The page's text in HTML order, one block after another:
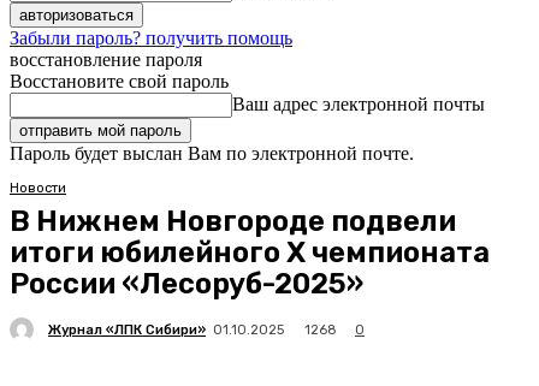
Забыли пароль? получить помощь
восстановление пароля
Восстановите свой пароль
Ваш адрес электронной почты
Пароль будет выслан Вам по электронной почте.
Новости
В Нижнем Новгороде подвели
итоги юбилейного Х чемпионата
России «Лесоруб-2025»
Журнал «ЛПК Сибири» 01.10.2025 1268 0